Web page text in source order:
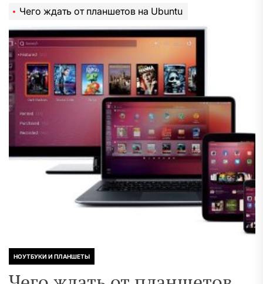
Чего ждать от планшетов на Ubuntu
НОУТБУКИ И ПЛАНШЕТЫ